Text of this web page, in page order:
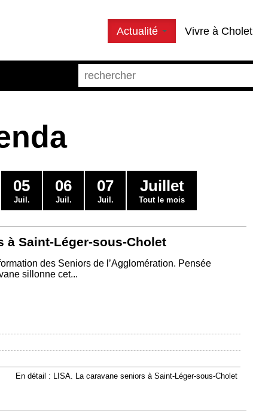
Actualité Vivre à Cholet
05
Juil.
06
Juil.
07
Juil.
Juillet
Tout le mois
à Saint-Léger-sous-Cholet
des Seniors de l’Agglomération. Pensée
sillonne cet...
En détail : LISA. La caravane seniors à Saint-Léger-sous-Cholet